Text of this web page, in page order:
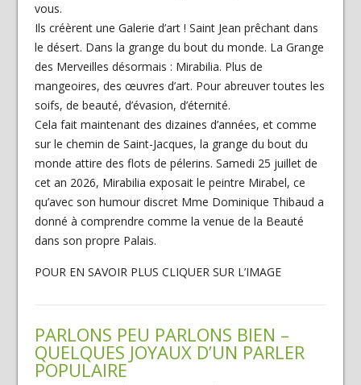
vous.
Ils créèrent une Galerie d’art ! Saint Jean prêchant dans
le désert. Dans la grange du bout du monde. La Grange
des Merveilles désormais : Mirabilia. Plus de
mangeoires, des œuvres d’art. Pour abreuver toutes les
soifs, de beauté, d’évasion, d’éternité.
Cela fait maintenant des dizaines d’années, et comme
sur le chemin de Saint-Jacques, la grange du bout du
monde attire des flots de pélerins. Samedi 25 juillet de
cet an 2026, Mirabilia exposait le peintre Mirabel, ce
qu’avec son humour discret Mme Dominique Thibaud a
donné à comprendre comme la venue de la Beauté
dans son propre Palais.
POUR EN SAVOIR PLUS CLIQUER SUR L’IMAGE
PARLONS PEU PARLONS BIEN –
QUELQUES JOYAUX D’UN PARLER
POPULAIRE